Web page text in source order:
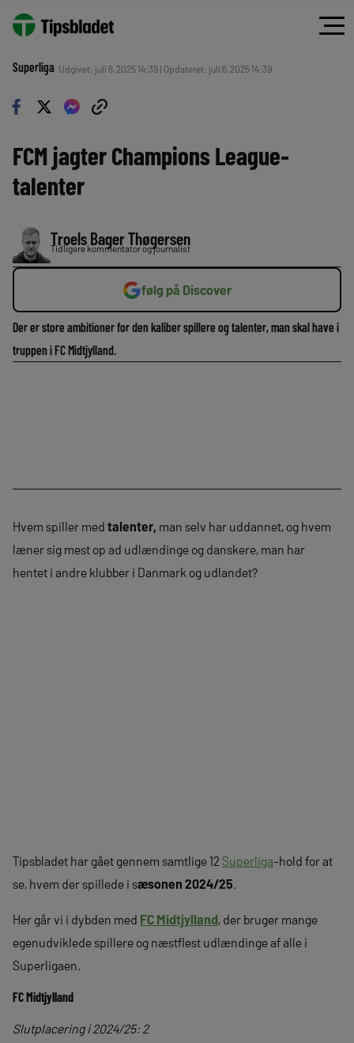
Superliga Udgivet: juli 6, 2025 14:39 | Opdateret: juli 6, 2025 14:39
FCM jagter Champions League-
talenter
Troels Bager Thøgersen
Tidligere kommentator og journalist
følg på Discover
Der er store ambitioner for den kaliber spillere og talenter, man skal have i
truppen i FC Midtjylland.
Hvem spiller med talenter, man selv har uddannet, og hvem
læner sig mest op ad udlændinge og danskere, man har
hentet i andre klubber i Danmark og udlandet?
Tipsbladet har gået gennem samtlige 12 Superliga-hold for at
se, hvem der spillede i sæsonen 2024/25.
Her går vi i dybden med FC Midtjylland, der bruger mange
egenudviklede spillere og næstflest udlændinge af alle i
Superligaen.
FC Midtjylland
Slutplacering i 2024/25: 2